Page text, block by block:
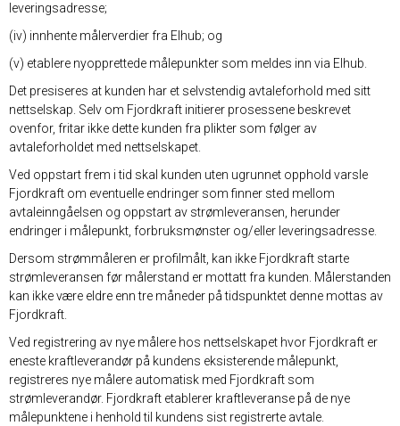
leveringsadresse;
(iv) innhente målerverdier fra Elhub; og
(v) etablere nyopprettede målepunkter som meldes inn via Elhub.
Det presiseres at kunden har et selvstendig avtaleforhold med sitt
nettselskap. Selv om Fjordkraft initierer prosessene beskrevet
ovenfor, fritar ikke dette kunden fra plikter som følger av
avtaleforholdet med nettselskapet.
Ved oppstart frem i tid skal kunden uten ugrunnet opphold varsle
Fjordkraft om eventuelle endringer som finner sted mellom
avtaleinngåelsen og oppstart av strømleveransen, herunder
endringer i målepunkt, forbruksmønster og/eller leveringsadresse.
Dersom strømmåleren er profilmålt, kan ikke Fjordkraft starte
strømleveransen før målerstand er mottatt fra kunden. Målerstanden
kan ikke være eldre enn tre måneder på tidspunktet denne mottas av
Fjordkraft.
Ved registrering av nye målere hos nettselskapet hvor Fjordkraft er
eneste kraftleverandør på kundens eksisterende målepunkt,
registreres nye målere automatisk med Fjordkraft som
strømleverandør. Fjordkraft etablerer kraftleveranse på de nye
målepunktene i henhold til kundens sist registrerte avtale.